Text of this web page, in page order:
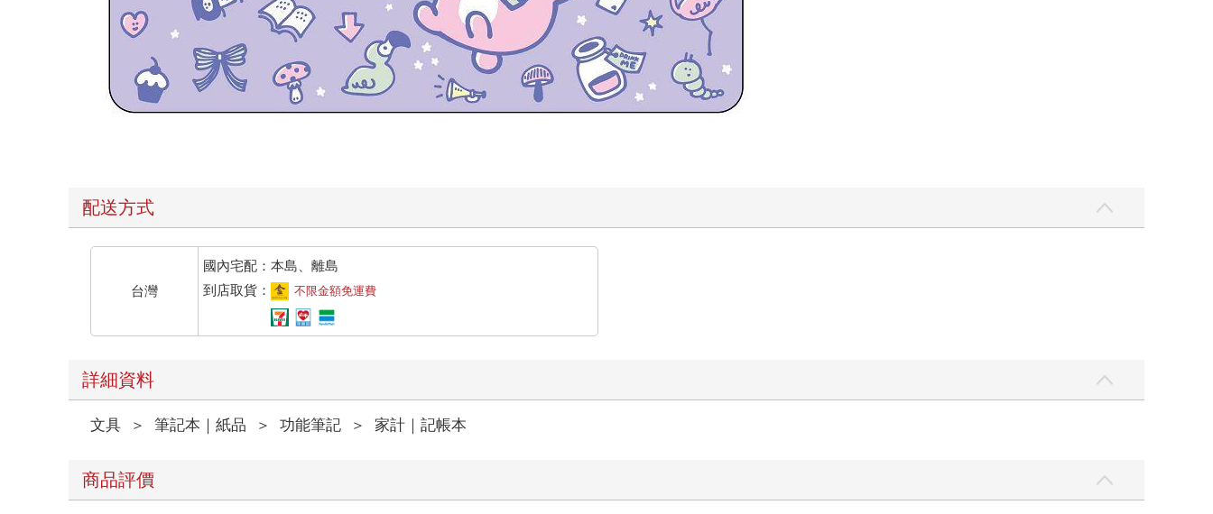
配送方式
台灣
國內宅配：本島、離島
到店取貨：
不限金額免運費
詳細資料
文具 ＞ 筆記本｜紙品 ＞ 功能筆記 ＞ 家計｜記帳本
商品評價